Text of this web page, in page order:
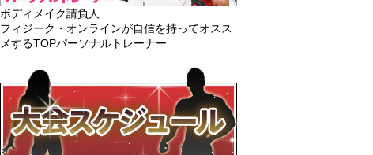
ボディメイク請負人
フィジーク・オンラインが自信を持ってオスス
メするTOPパーソナルトレーナー